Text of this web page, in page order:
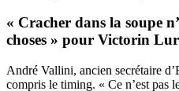
« Cracher dans la soupe
choses » pour Victorin
André Vallini, ancien secrétaire
compris le timing. « Ce n’est pas